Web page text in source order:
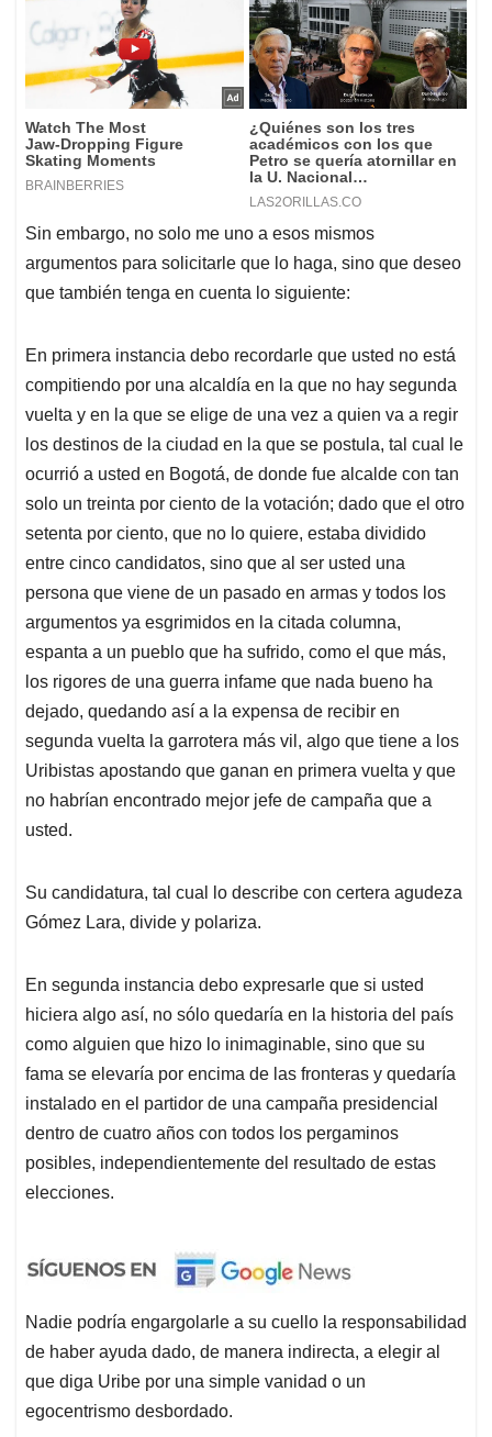
Sin embargo, no solo me uno a esos mismos
argumentos para solicitarle que lo haga, sino que deseo
que también tenga en cuenta lo siguiente:
En primera instancia debo recordarle que usted no está
compitiendo por una alcaldía en la que no hay segunda
vuelta y en la que se elige de una vez a quien va a regir
los destinos de la ciudad en la que se postula, tal cual le
ocurrió a usted en Bogotá, de donde fue alcalde con tan
solo un treinta por ciento de la votación; dado que el otro
setenta por ciento, que no lo quiere, estaba dividido
entre cinco candidatos, sino que al ser usted una
persona que viene de un pasado en armas y todos los
argumentos ya esgrimidos en la citada columna,
espanta a un pueblo que ha sufrido, como el que más,
los rigores de una guerra infame que nada bueno ha
dejado, quedando así a la expensa de recibir en
segunda vuelta la garrotera más vil, algo que tiene a los
Uribistas apostando que ganan en primera vuelta y que
no habrían encontrado mejor jefe de campaña que a
usted.
Su candidatura, tal cual lo describe con certera agudeza
Gómez Lara, divide y polariza.
En segunda instancia debo expresarle que si usted
hiciera algo así, no sólo quedaría en la historia del país
como alguien que hizo lo inimaginable, sino que su
fama se elevaría por encima de las fronteras y quedaría
instalado en el partidor de una campaña presidencial
dentro de cuatro años con todos los pergaminos
posibles, independientemente del resultado de estas
elecciones.
Nadie podría engargolarle a su cuello la responsabilidad
de haber ayuda dado, de manera indirecta, a elegir al
que diga Uribe por una simple vanidad o un
egocentrismo desbordado.